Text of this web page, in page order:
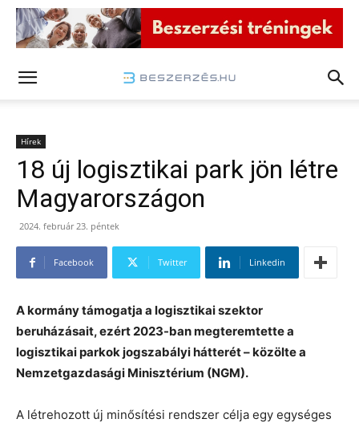
Hírek
18 új logisztikai park jön létre
Magyarországon
2024. február 23. péntek
Facebook Twitter Linkedin
A kormány támogatja a logisztikai szektor
beruházásait, ezért 2023-ban megteremtette a
logisztikai parkok jogszabályi hátterét – közölte a
Nemzetgazdasági Minisztérium (NGM).
A létrehozott új minősítési rendszer célja egy egységes